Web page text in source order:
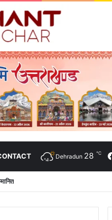
Dehradun 28 ℃
के छात्रों का धरना समाप्त